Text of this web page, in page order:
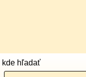
kde hľadať